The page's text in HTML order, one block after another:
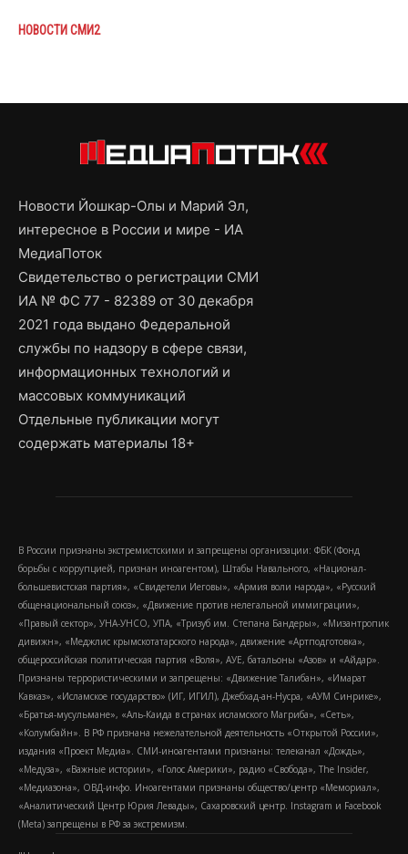
НОВОСТИ СМИ2
Новости Йошкар-Олы и Марий Эл,
интересное в России и мире - ИА
МедиаПоток
Свидетельство о регистрации СМИ
ИА № ФС 77 - 82389 от 30 декабря
2021 года выдано Федеральной
службы по надзору в сфере связи,
информационных технологий и
массовых коммуникаций
Отдельные публикации могут
содержать материалы 18+
В России признаны экстремистскими и запрещены организации: ФБК (Фонд
борьбы с коррупцией, признан иноагентом), Штабы Навального, «Национал-
большевистская партия», «Свидетели Иеговы», «Армия воли народа», «Русский
общенациональный союз», «Движение против нелегальной иммиграции»,
«Правый сектор», УНА-УНСО, УПА, «Тризуб им. Степана Бандеры», «Мизантропик
дивижн», «Меджлис крымскотатарского народа», движение «Артподготовка»,
общероссийская политическая партия «Воля», АУЕ, батальоны «Азов» и «Айдар».
Признаны террористическими и запрещены: «Движение Талибан», «Имарат
Кавказ», «Исламское государство» (ИГ, ИГИЛ), Джебхад-ан-Нусра, «АУМ Синрике»,
«Братья-мусульмане», «Аль-Каида в странах исламского Магриба», «Сеть»,
«Колумбайн». В РФ признана нежелательной деятельность «Открытой России»,
издания «Проект Медиа». СМИ-иноагентами признаны: телеканал «Дождь»,
«Медуза», «Важные истории», «Голос Америки», радио «Свобода», The Insider,
«Медиазона», ОВД-инфо. Иноагентами признаны общество/центр «Мемориал»,
«Аналитический Центр Юрия Левады», Сахаровский центр. Instagram и Facebook
(Metа) запрещены в РФ за экстремизм.